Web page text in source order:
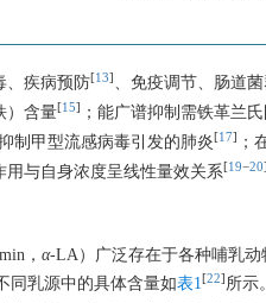
、疾病预防[13] 、免疫调节、肠道
）含量[15]
；能广谱抑制需铁革兰
制甲型流感病毒引发的肺炎[17] ；
用与自身浓度呈线性量效关系[19−20]
， α-LA）广泛存在于各种哺乳动
同乳源中的具体含量如表1[22] 所示。